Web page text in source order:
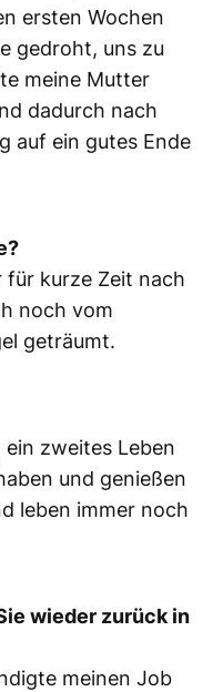
ersten Wochen
gedroht, uns zu
meine Mutter
dadurch nach
auf ein gutes Ende
für kurze Zeit nach
noch vom
geträumt.
zweites Leben
und genießen
leben immer noch
wieder zurück in
meinen Job